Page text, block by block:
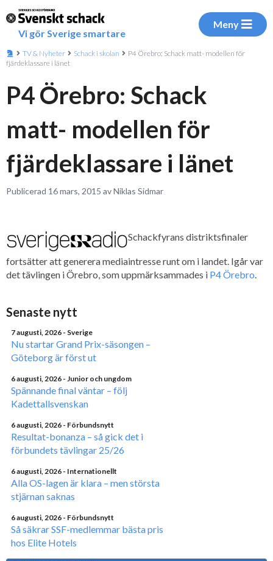
Vi gör Sverige smartare
Meny
TV & Nyheter Schack i skolan
P4 Örebro: Schack matt- modellen för
fjärdeklassare i länet
P4 Örebro: Schack
matt- modellen för
fjärdeklassare i länet
Publicerad 16 mars, 2015 av Niklas Sidmar
Schackfyrans distriktsfinaler
fortsätter att generera mediaintresse runt om i landet. Igår var
det tävlingen i Örebro, som uppmärksammades i P4 Örebro.
Senaste nytt
7 augusti, 2026 - Sverige
Nu startar Grand Prix-säsongen –
Göteborg är först ut
6 augusti, 2026 - Junior och ungdom
Spännande final väntar – följ
Kadettallsvenskan
6 augusti, 2026 - Förbundsnytt
Resultat-bonanza – så gick det i
förbundets tävlingar 25/26
6 augusti, 2026 - Internationellt
Alla OS-lagen är klara – men största
stjärnan saknas
6 augusti, 2026 - Förbundsnytt
Så säkrar SSF-medlemmar bästa pris
hos Elite Hotels